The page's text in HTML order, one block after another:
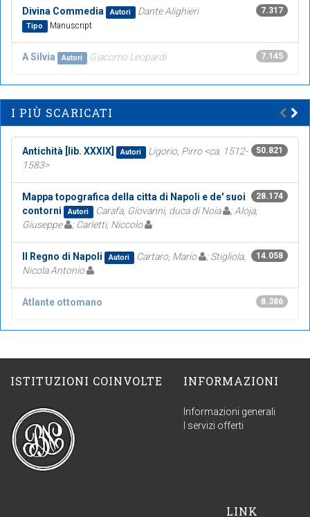
7.317
Divina Commedia Autori Dante Alighieri
Tipo Manuscript
7.145
A Silvia Autori Giacomo Leopardi
I PIÙ SCARICATI
50.821
Antichità [lib. XXXIX] Autori
Ligorio, Pirro <ca. 1512-
1583>
28.174
Mappa topografica della citta di Napoli e de' suoi
contorni
Autori Carafa, Giovanni, duca di Noia
; Aloja,
Giuseppe
; Carletti, Niccolo
14.058
Il Regno di Napoli Autori Cartaro, Mario
; Stigliola,
Nicola Antonio
8.386
Atlante ottomano
ISTITUZIONI COINVOLTE INFORMAZIONI
Informazioni generali
I servizi offerti
LINK